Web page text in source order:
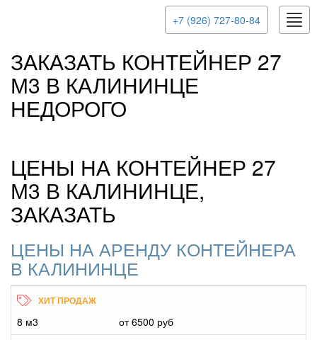
+7 (926) 727-80-84
ЗАКАЗАТЬ КОНТЕЙНЕР 27
М3 В КАЛИНИНЦЕ
НЕДОРОГО
ЦЕНЫ НА КОНТЕЙНЕР 27
М3 В КАЛИНИНЦЕ,
ЗАКАЗАТЬ
ЦЕНЫ НА АРЕНДУ КОНТЕЙНЕРА
В КАЛИНИНЦЕ
8 м3
от 6500 руб